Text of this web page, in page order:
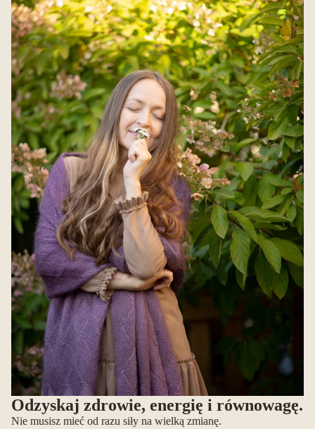
Odzyskaj zdrowie, energię i równowagę.
Nie musisz mieć od razu siły na wielką zmianę.